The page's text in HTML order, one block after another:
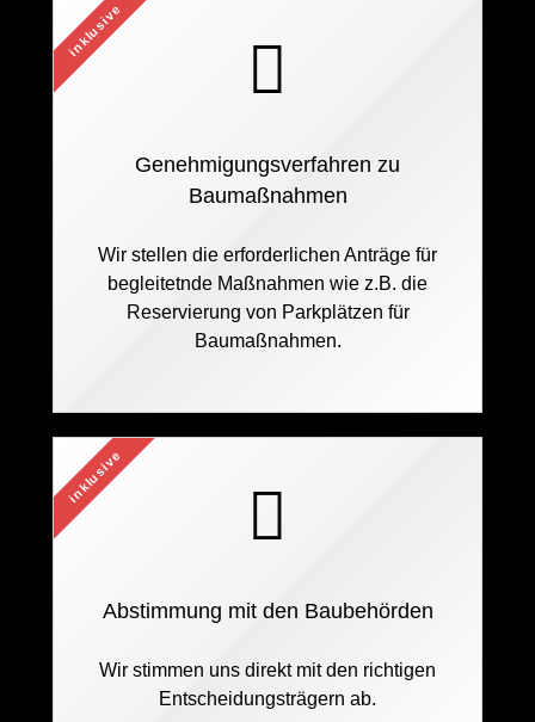
inklusive
Genehmigungsverfahren zu
Baumaßnahmen
Wir stellen die erforderlichen Anträge für
begleitetnde Maßnahmen wie z.B. die
Reservierung von Parkplätzen für
Baumaßnahmen.
inklusive
Abstimmung mit den Baubehörden
Wir stimmen uns direkt mit den richtigen
Entscheidungsträgern ab.